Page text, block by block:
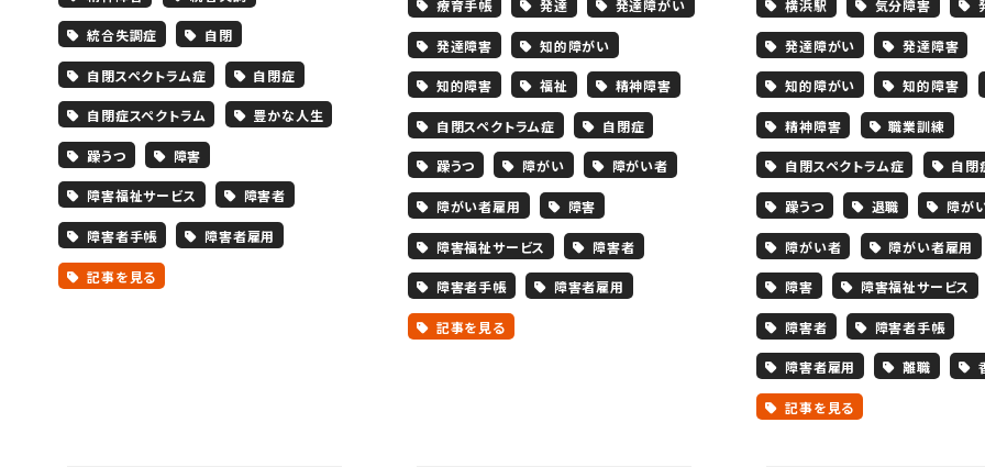
統合失調症 自閉
自閉スペクトラム症 自閉症
自閉症スペクトラム 豊かな人生
躁うつ 障害
障害福祉サービス 障害者
障害者手帳 障害者雇用
記事を見る
療育手帳 発達 発達障がい
発達障害 知的障がい
知的障害 福祉 精神障害
自閉スペクトラム症 自閉症
躁うつ 障がい 障がい者
障がい者雇用 障害
障害福祉サービス 障害者
障害者手帳 障害者雇用
記事を見る
横浜駅 気分障害
発達障がい 発達障害
知的障がい 知的障害
精神障害 職業訓練
自閉スペクトラム症 自閉
躁うつ 退職 障が
障がい者 障がい者雇用
障害 障害福祉サービス
障害者 障害者手帳
障害者雇用 離職
記事を見る